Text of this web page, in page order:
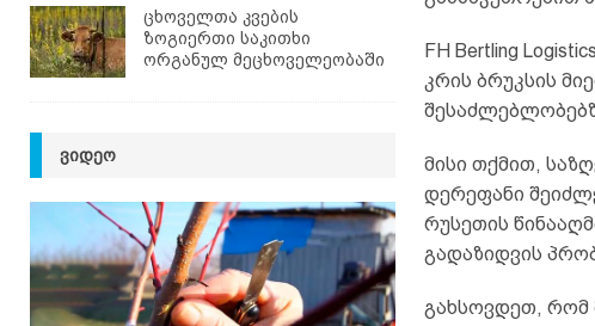
FH Bertling
კრის ბრუკსის
მისი თქმით,
დერეფანი
რუსეთის
გადაზიდვის
გახსოვდეთ, რომ
ცხოველთა კვების
ზოგიერთი საკითხი
ორგანულ მეცხოველეობაში
ᲕᲘᲓᲔᲝ